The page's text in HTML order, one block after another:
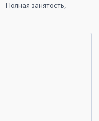
Полная занятость,